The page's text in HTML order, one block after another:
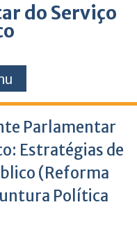
do Serviço
Parlamentar
Estratégias de
(Reforma
Política